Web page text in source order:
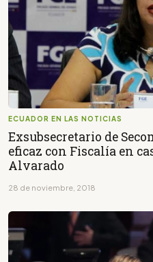
ECUADOR EN LAS NOTICIAS
Exsubsecretario de
eficaz con Fiscalía en
Alvarado
28 de noviembre, 2018